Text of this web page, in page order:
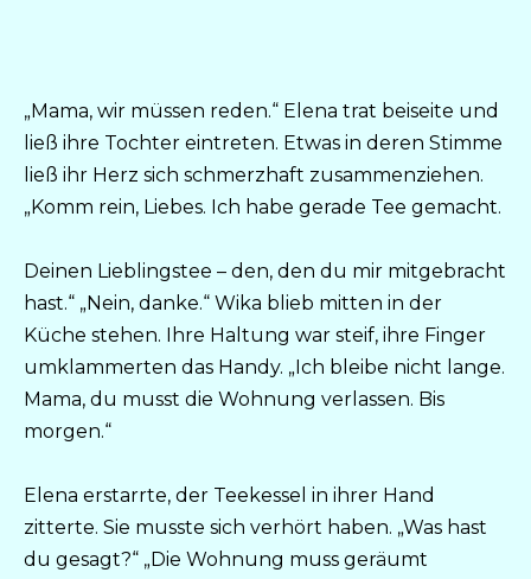
„Mama, wir müssen reden.“ Elena trat beiseite und
ließ ihre Tochter eintreten. Etwas in deren Stimme
ließ ihr Herz sich schmerzhaft zusammenziehen.
„Komm rein, Liebes. Ich habe gerade Tee gemacht.
Deinen Lieblingstee – den, den du mir mitgebracht
hast.“ „Nein, danke.“ Wika blieb mitten in der
Küche stehen. Ihre Haltung war steif, ihre Finger
umklammerten das Handy. „Ich bleibe nicht lange.
Mama, du musst die Wohnung verlassen. Bis
morgen.“
Elena erstarrte, der Teekessel in ihrer Hand
zitterte. Sie musste sich verhört haben. „Was hast
du gesagt?“ „Die Wohnung muss geräumt